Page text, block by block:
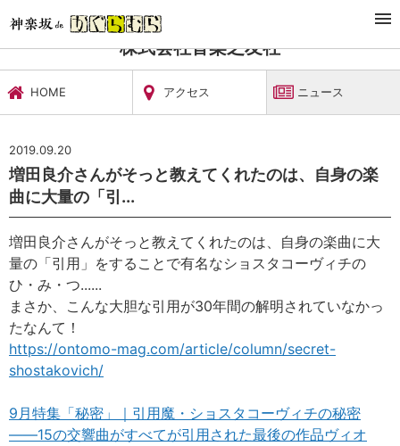
文化施設・ギャラリー
株式会社音楽之友社
HOME アクセス ニュース
2019.09.20
増田良介さんがそっと教えてくれたのは、自身の楽
曲に大量の「引...
増田良介さんがそっと教えてくれたのは、自身の楽曲に大
量の「引用」をすることで有名なショスタコーヴィチの
ひ・み・つ......
まさか、こんな大胆な引用が30年間の解明されていなかっ
たなんて！
https://ontomo-mag.com/article/column/secret-
shostakovich/
9月特集「秘密」｜引用魔・ショスタコーヴィチの秘密
――15の交響曲がすべてが引用された最後の作品ヴィオ